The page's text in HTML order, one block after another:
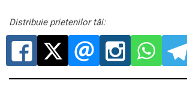
Distribuie prietenilor tăi: